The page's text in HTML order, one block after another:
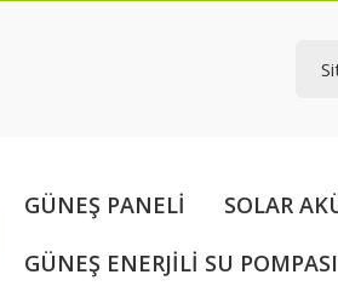
GÜNEŞ PANELİ SOLAR
GÜNEŞ ENERJİLİ SU POMPASI